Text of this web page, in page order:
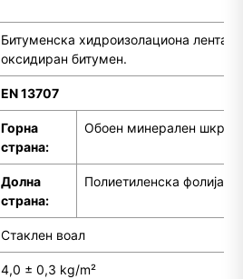
Битуменска хидроизолациона лента
оксидиран битумен.
EN 13707
Горна
страна:
Обоен минерален
Долна
страна:
Полиетиленска фолија
Стаклен воал
4,0 ± 0,3 kg/m²